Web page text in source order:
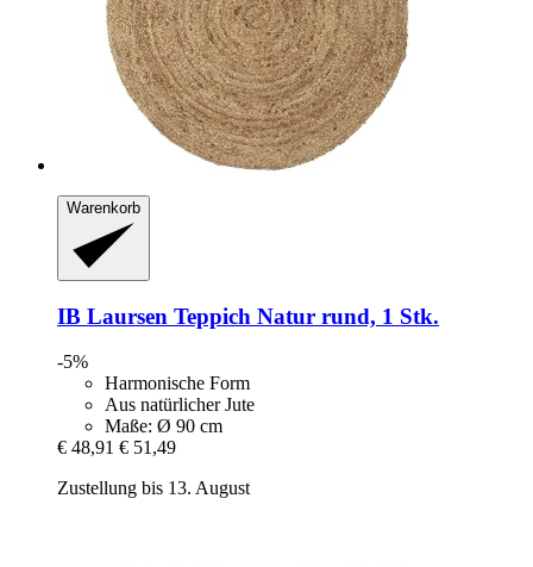
Warenkorb
IB Laursen Teppich Natur rund, 1 Stk.
-5%
Harmonische Form
Aus natürlicher Jute
Maße: Ø 90 cm
€ 48,91 € 51,49
Zustellung bis 13. August